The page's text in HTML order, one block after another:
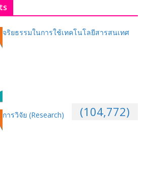
จริยธรรมในการใช้เทคโนโลยีสารสนเทศ
(104,772)
การวิจัย (Research)